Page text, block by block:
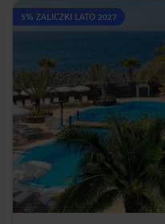
5% ZALICZKI LATO 2027